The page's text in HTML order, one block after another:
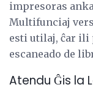
impresoras
Multifunciaj
esti utilaj, ĉar ili
escaneado de
Atendu Ĝis la